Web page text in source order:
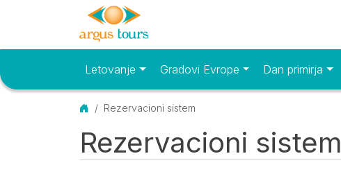
Osnovni meniLetovanje Gradovi Evrope Dan primirja
Početna
Rezervacioni sistem
Rezervacioni sistem